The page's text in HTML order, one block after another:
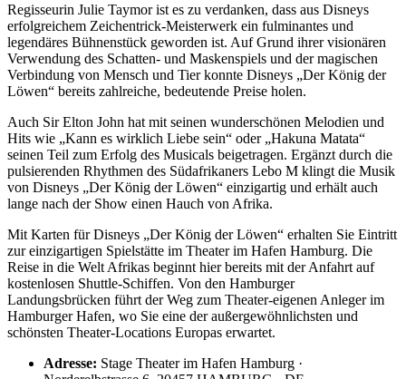
Regisseurin Julie Taymor ist es zu verdanken, dass aus Disneys
erfolgreichem Zeichentrick-Meisterwerk ein fulminantes und
legendäres Bühnenstück geworden ist. Auf Grund ihrer visionären
Verwendung des Schatten- und Maskenspiels und der magischen
Verbindung von Mensch und Tier konnte Disneys „Der König der
Löwen“ bereits zahlreiche, bedeutende Preise holen.
Auch Sir Elton John hat mit seinen wunderschönen Melodien und
Hits wie „Kann es wirklich Liebe sein“ oder „Hakuna Matata“
seinen Teil zum Erfolg des Musicals beigetragen. Ergänzt durch die
pulsierenden Rhythmen des Südafrikaners Lebo M klingt die Musik
von Disneys „Der König der Löwen“ einzigartig und erhält auch
lange nach der Show einen Hauch von Afrika.
Mit Karten für Disneys „Der König der Löwen“ erhalten Sie Eintritt
zur einzigartigen Spielstätte im Theater im Hafen Hamburg. Die
Reise in die Welt Afrikas beginnt hier bereits mit der Anfahrt auf
kostenlosen Shuttle-Schiffen. Von den Hamburger
Landungsbrücken führt der Weg zum Theater-eigenen Anleger im
Hamburger Hafen, wo Sie eine der außergewöhnlichsten und
schönsten Theater-Locations Europas erwartet.
Adresse: Stage Theater im Hafen Hamburg ·